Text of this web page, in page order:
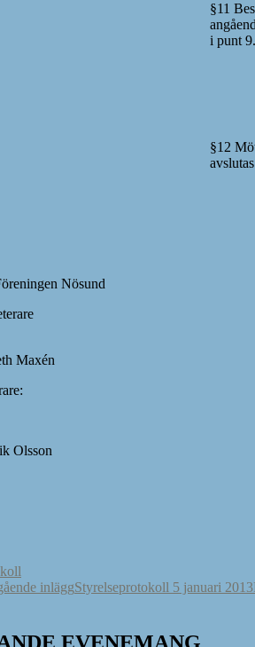
§11
i punt 9.
§12
avslutas
Nösund
Maxén
Olsson
inläggStyrelseprotokoll 5 januari 2013
EVENEMANG